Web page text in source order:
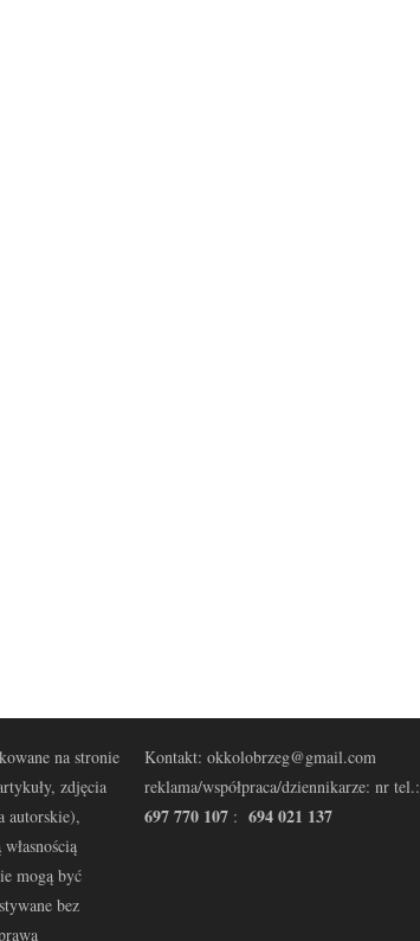
na stronie
zdjęcia
autorskie),
mogą być
bez
Kontakt: okkolobrzeg@gmail.com
reklama/współpraca/dziennikarze: nr tel.:
697 770 107 : 694 021 137